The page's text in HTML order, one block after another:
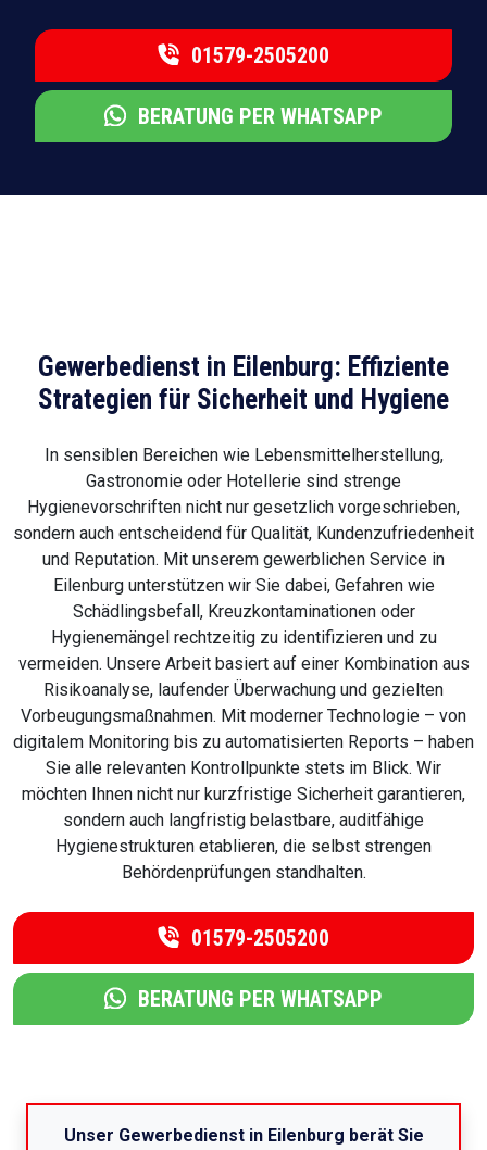
01579-2505200
BERATUNG PER WHATSAPP
Gewerbedienst in Eilenburg: Effiziente
Strategien für Sicherheit und Hygiene
In sensiblen Bereichen wie Lebensmittelherstellung,
Gastronomie oder Hotellerie sind strenge
Hygienevorschriften nicht nur gesetzlich vorgeschrieben,
sondern auch entscheidend für Qualität, Kundenzufriedenheit
und Reputation. Mit unserem gewerblichen Service in
Eilenburg unterstützen wir Sie dabei, Gefahren wie
Schädlingsbefall, Kreuzkontaminationen oder
Hygienemängel rechtzeitig zu identifizieren und zu
vermeiden. Unsere Arbeit basiert auf einer Kombination aus
Risikoanalyse, laufender Überwachung und gezielten
Vorbeugungsmaßnahmen. Mit moderner Technologie – von
digitalem Monitoring bis zu automatisierten Reports – haben
Sie alle relevanten Kontrollpunkte stets im Blick. Wir
möchten Ihnen nicht nur kurzfristige Sicherheit garantieren,
sondern auch langfristig belastbare, auditfähige
Hygienestrukturen etablieren, die selbst strengen
Behördenprüfungen standhalten.
01579-2505200
BERATUNG PER WHATSAPP
Unser Gewerbedienst in Eilenburg berät Sie